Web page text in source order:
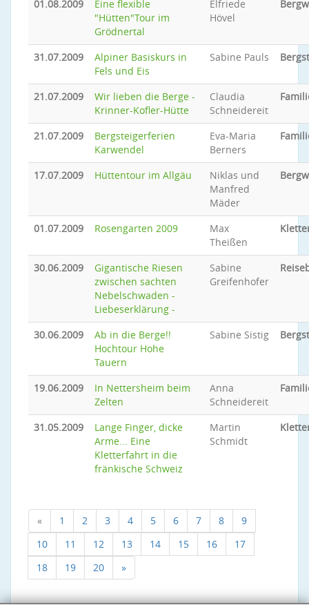
01.08.2009
Eine flexible
"Hütten"Tour im
Grödnertal
Elfriede
Hövel
31.07.2009
Alpiner Basiskurs in
Fels und Eis
Sabine Pauls
21.07.2009
Wir lieben die Berge -
Krinner-Kofler-Hütte
Claudia
Schneidereit
21.07.2009
Bergsteigerferien
Karwendel
Eva-Maria
Berners
17.07.2009 Hüttentour im Allgäu
Niklas und
Manfred
Mäder
01.07.2009 Rosengarten 2009
Max
Theißen
30.06.2009
Gigantische Riesen
zwischen sachten
Nebelschwaden -
Liebeserklärung -
Sabine
Greifenhofer
30.06.2009
Ab in die Berge!!
Hochtour Hohe
Tauern
Sabine Sistig
19.06.2009
In Nettersheim beim
Zelten
Anna
Schneidereit
31.05.2009
Lange Finger, dicke
Arme... Eine
Kletterfahrt in die
fränkische Schweiz
Martin
Schmidt
« 1 2 3 4 5 6 7 8
9
10
11 12 13 14 15 16
17
18
19 20 »